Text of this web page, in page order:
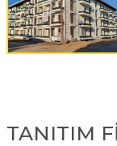
TANITIM